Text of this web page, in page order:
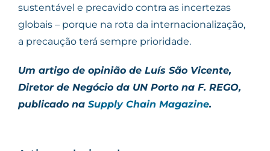
sustentável e precavido contra as incertezas
globais – porque na rota da internacionalização,
a precaução terá sempre prioridade.
Um artigo de opinião de Luís São Vicente,
Diretor de Negócio da UN Porto na F. REGO,
publicado na Supply Chain Magazine.